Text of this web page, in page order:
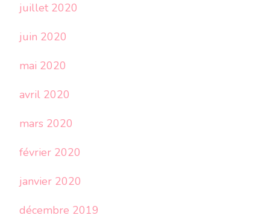
juillet 2020
juin 2020
mai 2020
avril 2020
mars 2020
février 2020
janvier 2020
décembre 2019